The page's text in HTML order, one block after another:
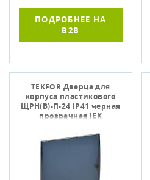
ПОДРОБНЕЕ НА
B2B
TEKFOR Дверца для
корпуса пластикового
ЩРН(В)-П-24 IP41 черная
прозрачная IEK